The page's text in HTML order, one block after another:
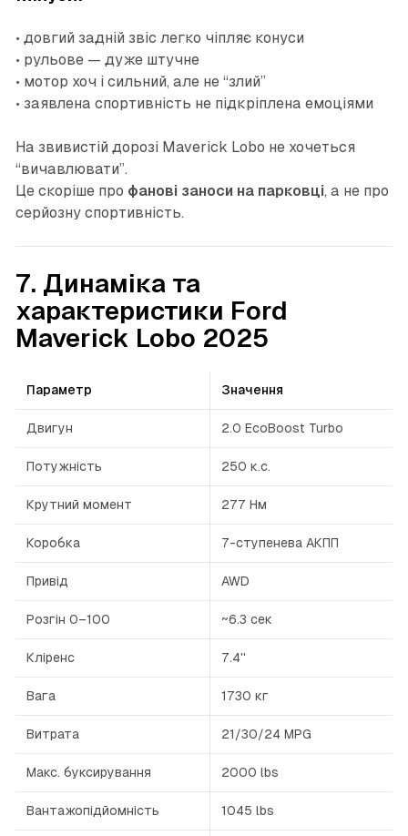
• довгий задній звіс легко чіпляє конуси
• рульове — дуже штучне
• мотор хоч і сильний, але не “злий”
• заявлена спортивність не підкріплена емоціями
На звивистій дорозі Maverick Lobo не хочеться
“вичавлювати”.
Це скоріше про фанові заноси на парковці, а не про
серйозну спортивність.
7. Динаміка та
характеристики Ford
Maverick Lobo 2025
Параметр Значення
Двигун 2.0 EcoBoost Turbo
Потужність 250 к.с.
Крутний момент 277 Нм
Коробка 7-ступенева АКПП
Привід AWD
Розгін 0–100 ~6.3 сек
Кліренс 7.4''
Вага 1730 кг
Витрата 21/30/24 MPG
Макс. буксирування 2000 lbs
Вантажопідйомність 1045 lbs